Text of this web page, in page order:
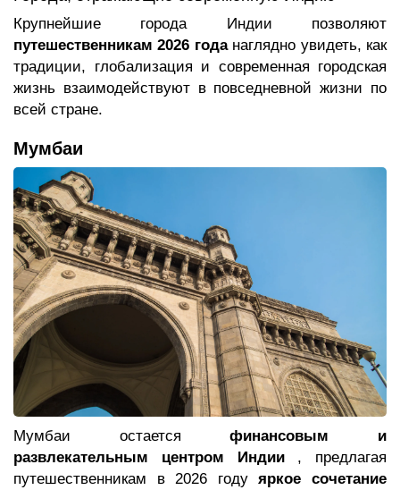
Крупнейшие города Индии позволяют
путешественникам 2026 годанаглядно увидеть, как
традиции, глобализация и современная городская
жизнь взаимодействуют в повседневной жизни по
всей стране.
Мумбаи
Мумбаи остаетсяфинансовым и
развлекательным центром Индии, предлагая
путешественникам в 2026 годуяркое сочетание